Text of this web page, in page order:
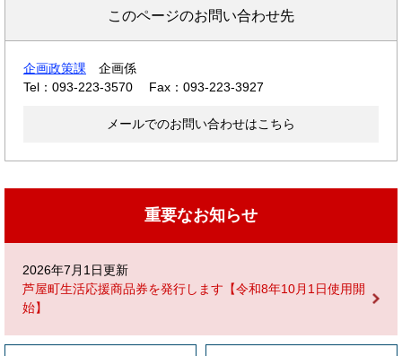
このページのお問い合わせ先
企画政策課
企画係
Tel：093-223-3570
Fax：093-223-3927
メールでのお問い合わせはこちら
重要なお知らせ
2026年7月1日更新
芦屋町生活応援商品券を発行します【令和8年10月1日使用開
始】